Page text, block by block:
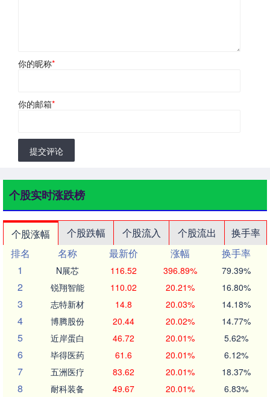
你的昵称*
你的邮箱*
提交评论
个股实时涨跌榜
个股涨幅 个股跌幅 个股流入 个股流出
换手率
排名
名称 最新价 涨幅
换手率
1
N展芯 116.52 396.89% 79.39%
2 锐翔智能 110.02 20.21% 16.80%
3 志特新材 14.8 20.03% 14.18%
4 博腾股份 20.44 20.02% 14.77%
5 近岸蛋白 46.72 20.01% 5.62%
6 毕得医药 61.6 20.01% 6.12%
7 五洲医疗 83.62 20.01% 18.37%
8 耐科装备 49.67 20.01% 6.83%